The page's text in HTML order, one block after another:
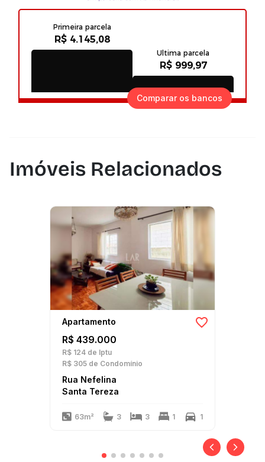
Comparar os bancos
Imóveis Relacionados
Apartamento
R$ 439.000
R$ 124 de Iptu
R$ 305 de Condomínio
Rua Nefelina
Santa Tereza
63m² 3 3 1 1